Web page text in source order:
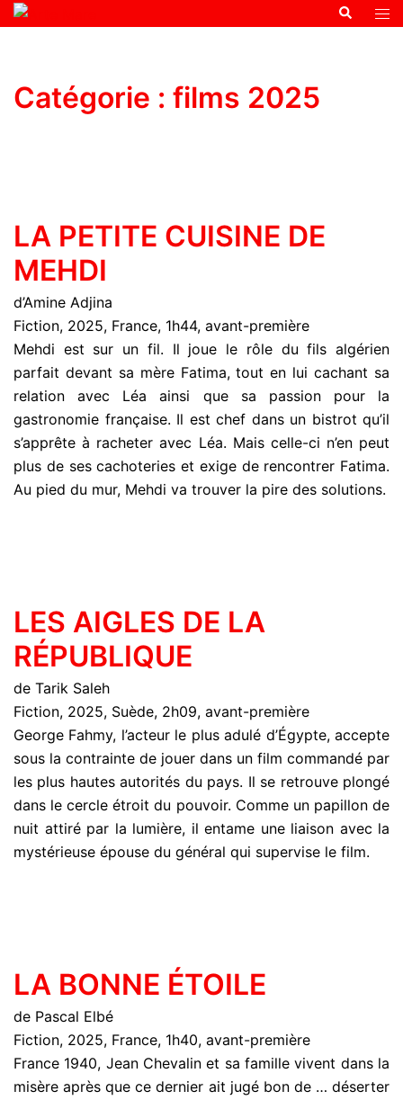
Catégorie : films 2025
LA PETITE CUISINE DE
MEHDI
d’Amine Adjina
Fiction, 2025, France, 1h44, avant-première
Mehdi est sur un fil. Il joue le rôle du fils algérien
parfait devant sa mère Fatima, tout en lui cachant sa
relation avec Léa ainsi que sa passion pour la
gastronomie française. Il est chef dans un bistrot qu’il
s’apprête à racheter avec Léa. Mais celle-ci n’en peut
plus de ses cachoteries et exige de rencontrer Fatima.
Au pied du mur, Mehdi va trouver la pire des solutions.
LES AIGLES DE LA
RÉPUBLIQUE
de Tarik Saleh
Fiction, 2025, Suède, 2h09, avant-première
George Fahmy, l’acteur le plus adulé d’Égypte, accepte
sous la contrainte de jouer dans un film commandé par
les plus hautes autorités du pays. Il se retrouve plongé
dans le cercle étroit du pouvoir. Comme un papillon de
nuit attiré par la lumière, il entame une liaison avec la
mystérieuse épouse du général qui supervise le film.
LA BONNE ÉTOILE
de Pascal Elbé
Fiction, 2025, France, 1h40, avant-première
France 1940, Jean Chevalin et sa famille vivent dans la
misère après que ce dernier ait jugé bon de … déserter